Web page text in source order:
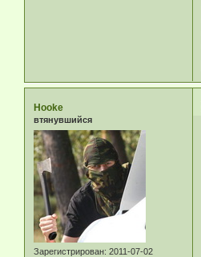
Hooke
втянувшийся
Зарегистрирован: 2011-07-02